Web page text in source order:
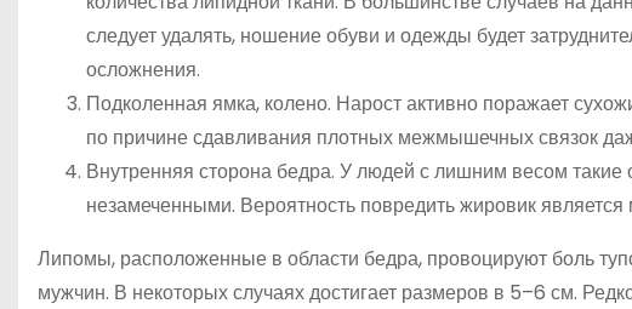
следует удалять, ношение обуви и одежды будет
осложнения.
Подколенная ямка, колено. Нарост активно поражает
по причине сдавливания плотных межмышечных связок
Внутренняя сторона бедра. У людей с лишним весом такие
незамеченными. Вероятность повредить жировик
Липомы, расположенные в области бедра, провоцируют боль
мужчин. В некоторых случаях достигает размеров в 5–6 см.